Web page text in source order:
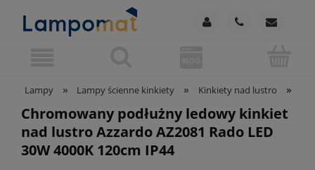
Lampy » Lampy ścienne kinkiety » Kinkiety nad lustro »
Chromowany podłużny ledowy kinkiet
nad lustro Azzardo AZ2081 Rado LED
30W 4000K 120cm IP44